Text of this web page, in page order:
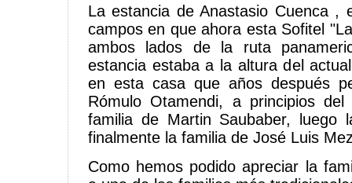
La estancia de Anastasio Cuenca ,
campos en que ahora esta Sofitel
ambos lados de la ruta
estancia estaba a la altura del
en esta casa que años después
Rómulo Otamendi, a principios
familia de Martin Saubaber, luego
finalmente la familia de José Luis
Como hemos podido apreciar la